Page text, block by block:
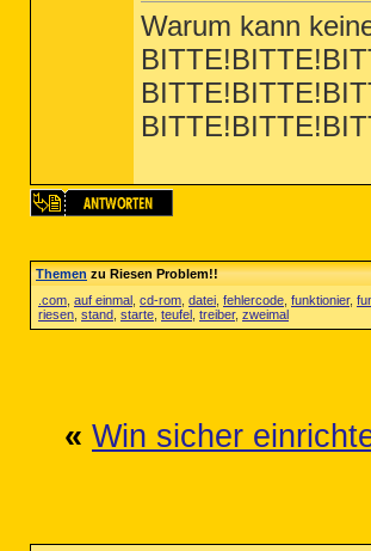
Warum kann
Themenzu Riesen Problem!!
.com auf einmal cd-rom datei fehlercode funktionier,
riesen stand starte teufel treiber, zweimal
« Win sicher